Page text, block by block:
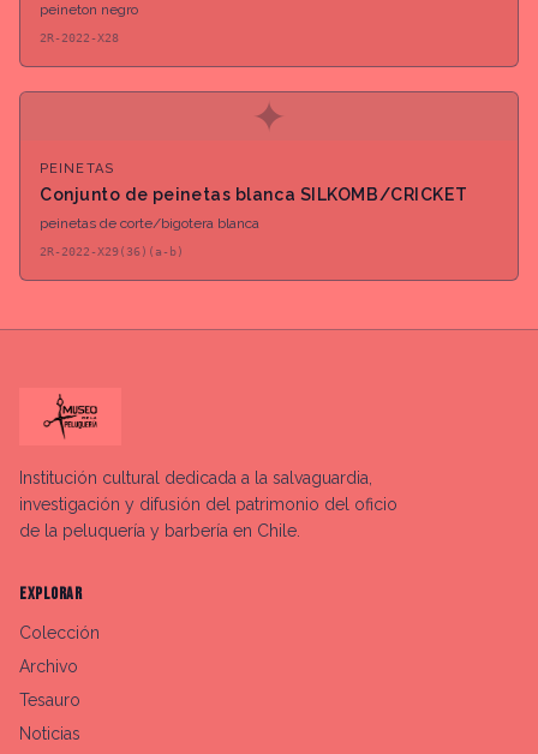
peineton negro
2R-2022-X28
✦
PEINETAS
Conjunto de peinetas blanca SILKOMB/CRICKET
peinetas de corte/bigotera blanca
2R-2022-X29(36)(a-b)
Institución cultural dedicada a la salvaguardia,
investigación y difusión del patrimonio del oficio
de la peluquería y barbería en Chile.
EXPLORAR
Colección
Archivo
Tesauro
Noticias